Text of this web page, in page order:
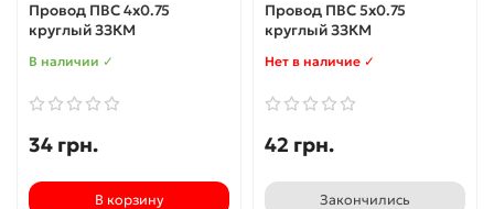
Провод ПВС 4х0.75
круглый ЗЗКМ
В наличии ✓
34 грн.
В корзину
Провод ПВС 5x0.75
круглый ЗЗКМ
Нет в наличие ✓
42 грн.
Закончились